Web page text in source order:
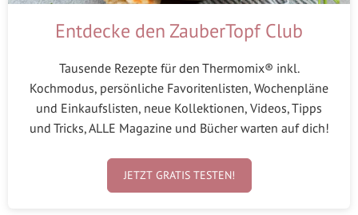
Entdecke den ZauberTopf Club
Tausende Rezepte für den Thermomix® inkl.
Kochmodus, persönliche Favoritenlisten, Wochenpläne
und Einkaufslisten, neue Kollektionen, Videos, Tipps
und Tricks, ALLE Magazine und Bücher warten auf dich!
JETZT GRATIS TESTEN!